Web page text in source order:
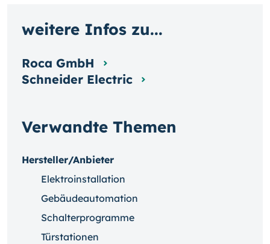
Verwandte Themen
Hersteller/Anbieter
Elektroinstallation
Gebäudeautomation
Schalterprogramme
Türstationen
weitere Infos zu...
Roca GmbH
Schneider Electric